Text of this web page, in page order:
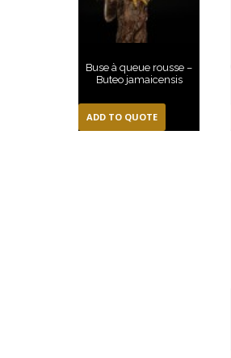
Buse à queue rousse –
Buteo jamaicensis
ADD TO QUOTE